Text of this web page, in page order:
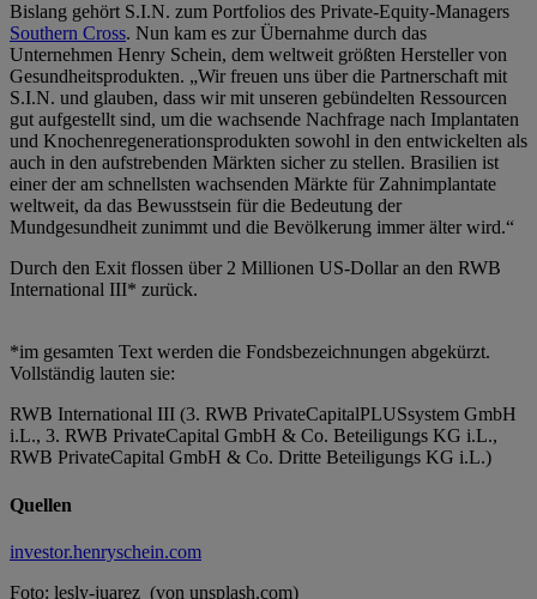
Bislang gehört S.I.N. zum Portfolios des Private-Equity-Managers
Southern Cross. Nun kam es zur Übernahme durch das
Unternehmen Henry Schein, dem weltweit größten Hersteller von
Gesundheitsprodukten. „Wir freuen uns über die Partnerschaft mit
S.I.N. und glauben, dass wir mit unseren gebündelten Ressourcen
gut aufgestellt sind, um die wachsende Nachfrage nach Implantaten
und Knochenregenerationsprodukten sowohl in den entwickelten als
auch in den aufstrebenden Märkten sicher zu stellen. Brasilien ist
einer der am schnellsten wachsenden Märkte für Zahnimplantate
weltweit, da das Bewusstsein für die Bedeutung der
Mundgesundheit zunimmt und die Bevölkerung immer älter wird.“
Durch den Exit flossen über 2 Millionen US-Dollar an den RWB
International III* zurück.
*im gesamten Text werden die Fondsbezeichnungen abgekürzt.
Vollständig lauten sie:
RWB International III (3. RWB PrivateCapitalPLUSsystem GmbH
i.L., 3. RWB PrivateCapital GmbH & Co. Beteiligungs KG i.L.,
RWB PrivateCapital GmbH & Co. Dritte Beteiligungs KG i.L.)
Quellen
investor.henryschein.com
Foto: lesly-juarez (von unsplash.com)